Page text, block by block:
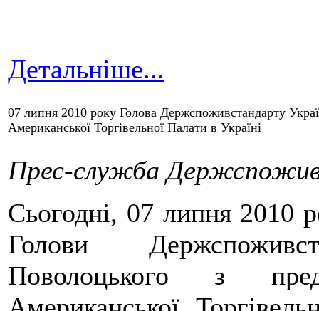
Детальніше...
07 липня 2010 року Голова Держспоживстандарту
Американської Торгівельної Палати в Україні
Прес-служба
Сьогодні, 07 липня 2010
Голови
Поволоцького з